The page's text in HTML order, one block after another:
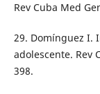
Rev Cuba Med
29. Domínguez I.
adolescente. Rev
398.